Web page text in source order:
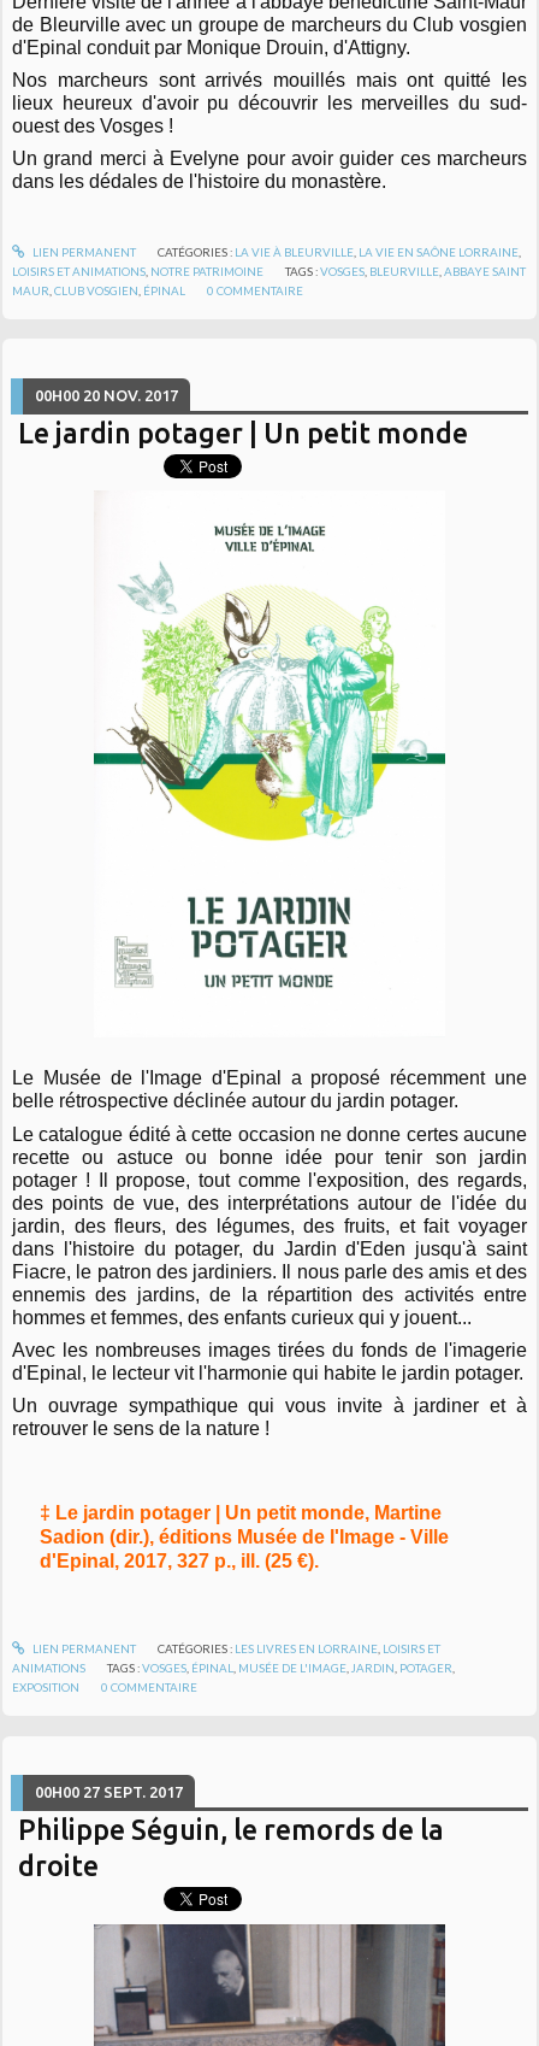
de Bleurville avec un groupe de marcheurs du Club vosgien
d'Epinal conduit par Monique Drouin, d'Attigny.
Nos marcheurs sont arrivés mouillés mais ont quitté les
lieux heureux d'avoir pu découvrir les merveilles du sud-
ouest des Vosges !
Un grand merci à Evelyne pour avoir guider ces marcheurs
dans les dédales de l'histoire du monastère.
LIEN PERMANENT CATÉGORIES : LA VIE À BLEURVILLE, LA VIE EN SAÔNE LORRAINE,
LOISIRS ET ANIMATIONS NOTRE PATRIMOINE TAGS :VOSGES BLEURVILLE ,ABBAYE SAINT
MAUR ,CLUB VOSGIEN ÉPINAL 0 COMMENTAIRE
00H00 20 NOV. 2017
Le jardin potager | Un petit monde
Le Musée de l'Image d'Epinal a proposé récemment une
belle rétrospective déclinée autour du jardin potager.
Le catalogue édité à cette occasion ne donne certes aucune
recette ou astuce ou bonne idée pour tenir son jardin
potager ! Il propose, tout comme l'exposition, des regards,
des points de vue, des interprétations autour de l'idée du
jardin, des fleurs, des légumes, des fruits, et fait voyager
dans l'histoire du potager, du Jardin d'Eden jusqu'à saint
Fiacre, le patron des jardiniers. Il nous parle des amis et des
ennemis des jardins, de la répartition des activités entre
hommes et femmes, des enfants curieux qui y jouent...
Avec les nombreuses images tirées du fonds de l'imagerie
d'Epinal, le lecteur vit l'harmonie qui habite le jardin potager.
Un ouvrage sympathique qui vous invite à jardiner et à
retrouver le sens de la nature !
‡ Le jardin potager | Un petit monde, Martine
Sadion (dir.), éditions Musée de l'Image - Ville
d'Epinal, 2017, 327 p., ill. (25 €).
LIEN PERMANENT CATÉGORIES : LES LIVRES EN LORRAINE, LOISIRS ET
ANIMATIONS
TAGS :VOSGES ÉPINAL MUSÉE DE L'IMAGE JARDIN POTAGER
EXPOSITION
0 COMMENTAIRE
00H00 27 SEPT. 2017
Philippe Séguin, le remords de la
droite